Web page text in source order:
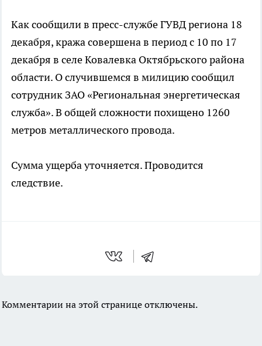
Как сообщили в пресс-службе ГУВД региона 18
декабря, кража совершена в период с 10 по 17
декабря в селе Ковалевка Октябрьского района
области. О случившемся в милицию сообщил
сотрудник ЗАО «Региональная энергетическая
служба». В общей сложности похищено 1260
метров металлического провода.
Сумма ущерба уточняется. Проводится
следствие.
Комментарии на этой странице отключены.